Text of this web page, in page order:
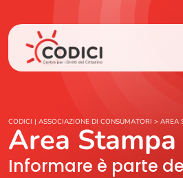
Chi Siamo
Cosa Facciamo
CODICI | ASSOCIAZIONE DI CONSUMATORI > AREA
Area Stampa
Informare è parte